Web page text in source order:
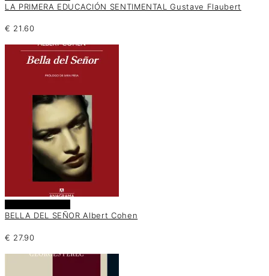
LA PRIMERA EDUCACIÓN SENTIMENTAL Gustave Flaubert
€ 21.60
BELLA DEL SEÑOR Albert Cohen
€ 27.90